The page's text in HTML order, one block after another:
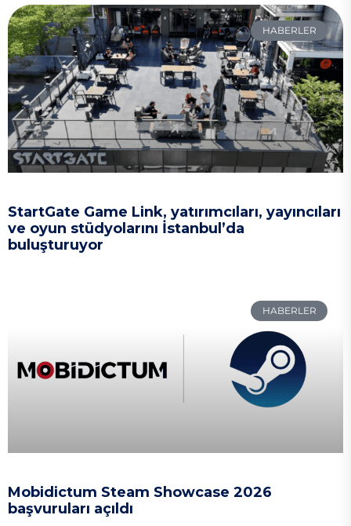
HABERLER
StartGate Game Link, yatırımcıları, yayıncıları
ve oyun stüdyolarını İstanbul’da
buluşturuyor
HABERLER
Mobidictum Steam Showcase 2026
başvuruları açıldı